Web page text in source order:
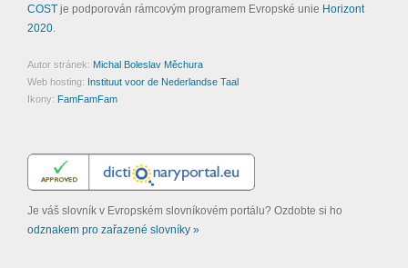
COSTje podporován rámcovým programem Evropské unie Horizont
2020.
Autor stránek: Michal Boleslav Měchura
Web hosting: Instituut voor de Nederlandse Taal
Ikony: FamFamFam
Je váš slovník v Evropském slovníkovém portálu? Ozdobte si ho
odznakem pro zařazené slovníky »